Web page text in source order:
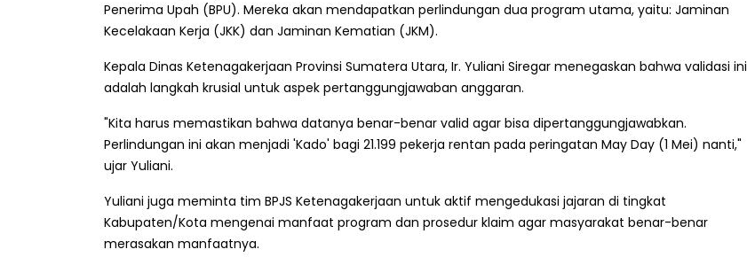
Penerima Upah (BPU). Mereka akan mendapatkan perlindungan dua program utama, yaitu: Jaminan
Kecelakaan Kerja (JKK) dan Jaminan Kematian (JKM).
Kepala Dinas Ketenagakerjaan Provinsi Sumatera Utara, Ir. Yuliani Siregar menegaskan bahwa validasi ini
adalah langkah krusial untuk aspek pertanggungjawaban anggaran.
"Kita harus memastikan bahwa datanya benar-benar valid agar bisa dipertanggungjawabkan.
Perlindungan ini akan menjadi 'Kado' bagi 21.199 pekerja rentan pada peringatan May Day (1 Mei) nanti,"
ujar Yuliani.
Yuliani juga meminta tim BPJS Ketenagakerjaan untuk aktif mengedukasi jajaran di tingkat
Kabupaten/Kota mengenai manfaat program dan prosedur klaim agar masyarakat benar-benar
merasakan manfaatnya.